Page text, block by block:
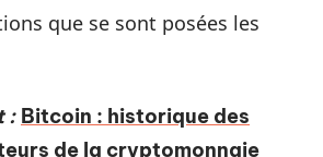
que se sont posées les
: Bitcoin : historique des
de la cryptomonnaie